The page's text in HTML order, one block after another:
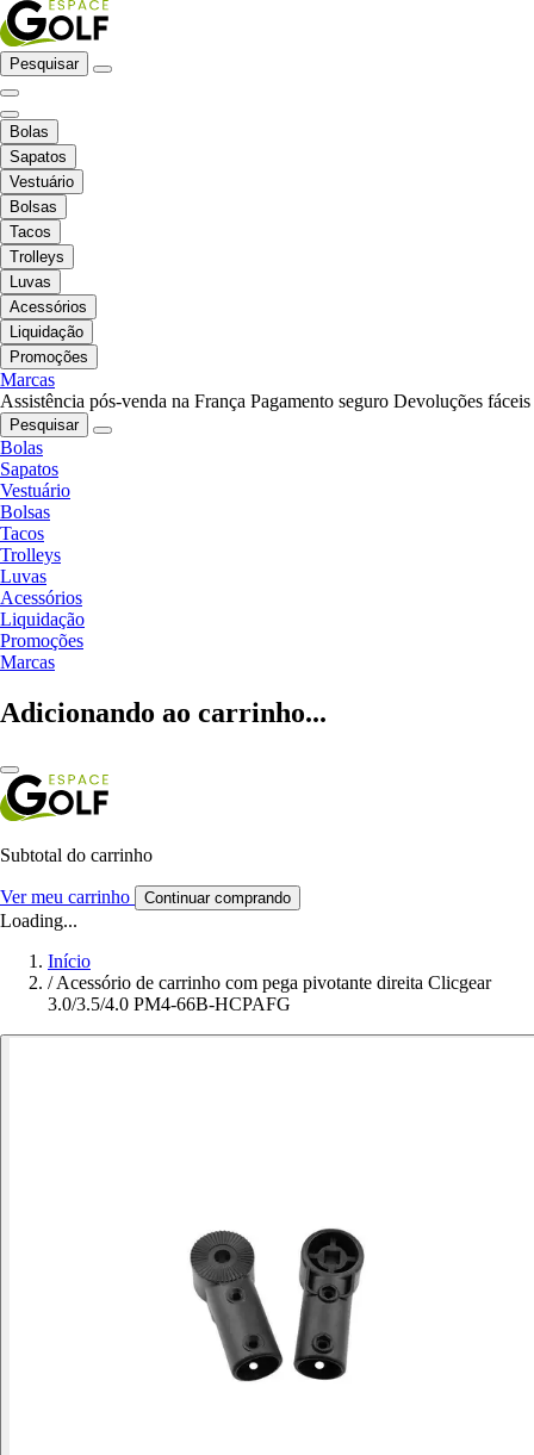
Pesquisar
Bolas
Sapatos
Vestuário
Bolsas
Tacos
Trolleys
Luvas
Acessórios
Liquidação
Promoções
Marcas
Assistência pós-venda na França Pagamento seguro Devoluções fáceis
Pesquisar
Bolas
Sapatos
Vestuário
Bolsas
Tacos
Trolleys
Luvas
Acessórios
Liquidação
Promoções
Marcas
Adicionando ao carrinho...
Subtotal do carrinho
Ver meu carrinho Continuar comprando
Loading...
Início
/ Acessório de carrinho com pega pivotante direita Clicgear
3.0/3.5/4.0 PM4-66B-HCPAFG